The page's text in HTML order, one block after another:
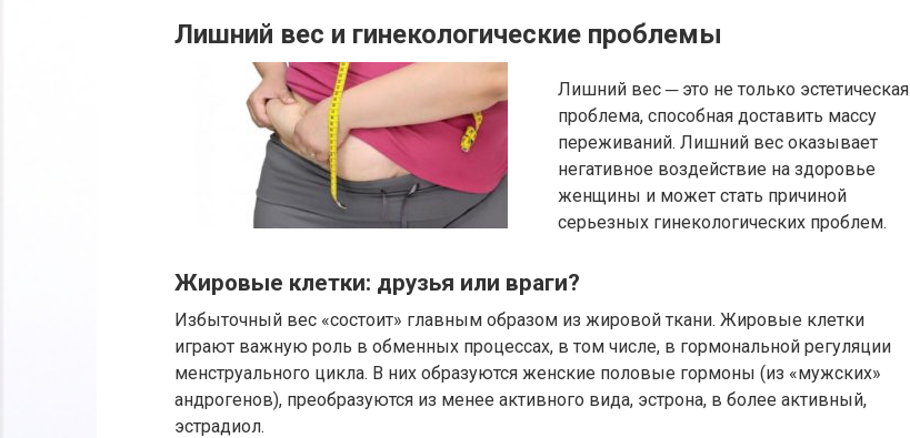
Лишний вес и гинекологические проблемы
Лишний вес ─ это не только эстетическая
проблема, способная доставить массу
переживаний. Лишний вес оказывает
негативное воздействие на здоровье
женщины и может стать причиной
серьезных гинекологических проблем.
Жировые клетки: друзья или враги?
Избыточный вес «состоит» главным образом из жировой ткани. Жировые клетки
играют важную роль в обменных процессах, в том числе, в гормональной регуляции
менструального цикла. В них образуются женские половые гормоны (из «мужских»
андрогенов), преобразуются из менее активного вида, эстрона, в более активный,
эстрадиол.